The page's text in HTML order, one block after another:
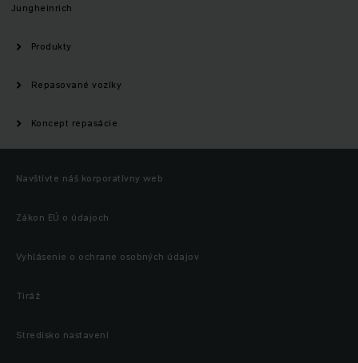
Jungheinrich
Produkty
Repasované vozíky
Koncept repasácie
Navštívte náš korporatívny web
Zákon EÚ o údajoch
Vyhlásenie o ochrane osobných údajov
Tiráž
Stredisko nastavení